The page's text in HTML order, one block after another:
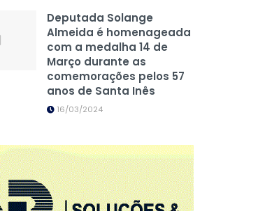
Deputada Solange
Almeida é homenageada
com a medalha 14 de
Março durante as
comemorações pelos 57
anos de Santa Inês
16/03/2024